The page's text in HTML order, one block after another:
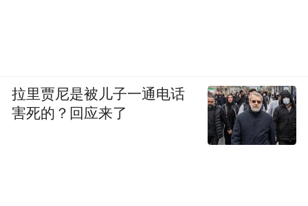
拉里贾尼是被儿子一通电话
害死的？回应来了